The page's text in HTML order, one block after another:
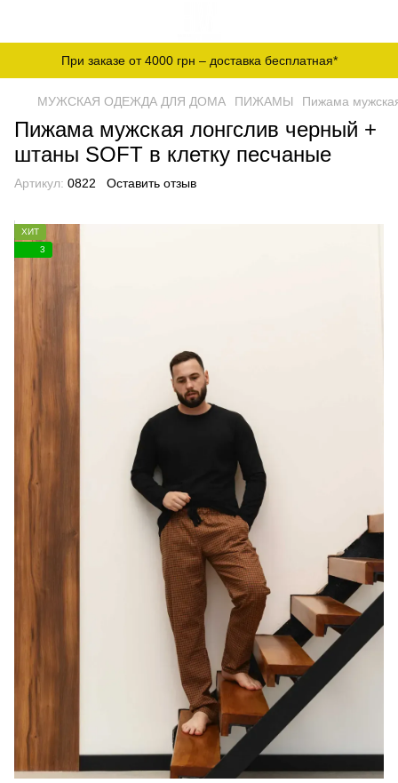
При заказе от 4000 грн – доставка бесплатная*
МУЖСКАЯ ОДЕЖДА ДЛЯ ДОМА ПИЖАМЫ Пижама
Пижама мужская лонгслив черный +
штаны SOFT в клетку песчаные
Артикул: 0822 Оставить отзыв
ХИТ
3